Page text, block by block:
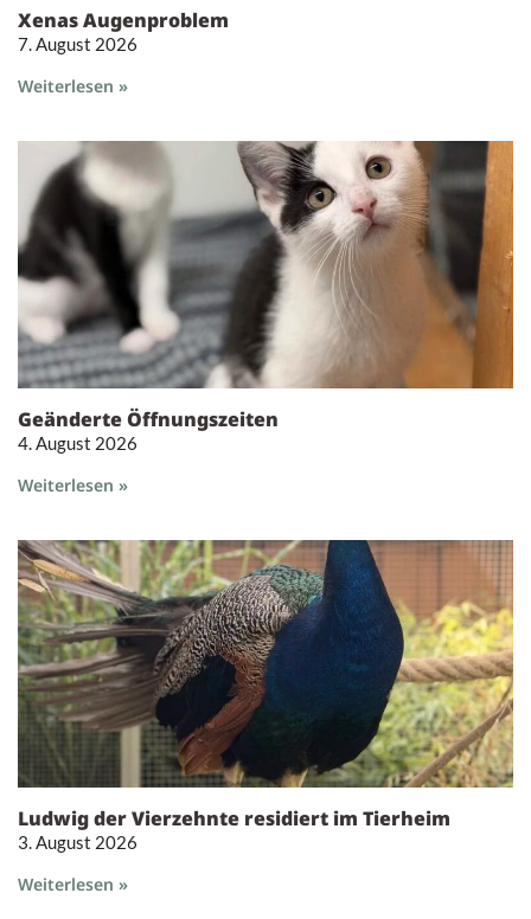
Xenas Augenproblem
7. August 2026
Weiterlesen »
Geänderte Öffnungszeiten
4. August 2026
Weiterlesen »
Ludwig der Vierzehnte residiert im Tierheim
3. August 2026
Weiterlesen »